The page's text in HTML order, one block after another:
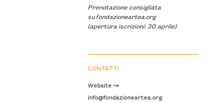
Prenotazione consigliata
su fondazioneartea.org
(apertura iscrizioni: 30 aprile)
CONTATTI
Website ↝
info@fondazioneartea.org